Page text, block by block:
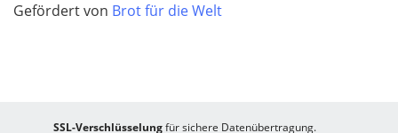
Gefördert von Brot für die Welt
SSL-Verschlüsselungfür sichere Datenübertragung.